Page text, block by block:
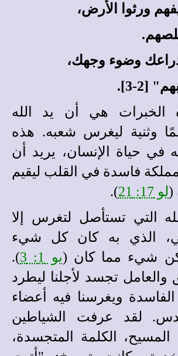
ورثوا الأرض،
وضوء وجهك،
[2-3].
الخبرات هي أن يد الله
وثنية ليغرس شعبه. هذه
في حياة الإنسان، يريد أن
فاسدة في القلب ليقيم
(لو 17: 21
).
التي تستأصل لتغرس إلا
الذي به كان كل شيء
شيء مما كان (يو 1: 3
).
والعامل تجسد لأجلنا ليطرد
الفاسدة ويغرسنا فيه أعضاء
لقد عرفت الشياطين
المسيح، الكلمة المتجسدة،